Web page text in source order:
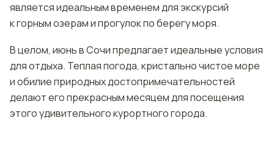
является идеальным временем для экскурсий
к горным озерам и прогулок по берегу моря.
В целом, июнь в Сочи предлагает идеальные условия
для отдыха. Теплая погода, кристально чистое море
и обилие природных достопримечательностей
делают его прекрасным месяцем для посещения
этого удивительного курортного города.